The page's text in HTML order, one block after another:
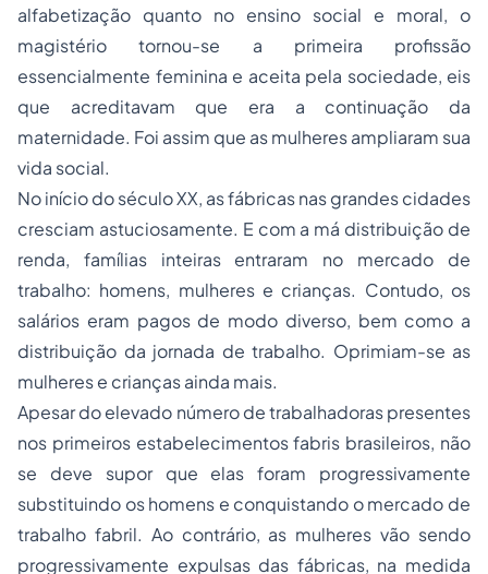
alfabetização quanto no ensino social e moral, o
magistério tornou-se a primeira profissão
essencialmente feminina e aceita pela sociedade, eis
que acreditavam que era a continuação da
maternidade. Foi assim que as mulheres ampliaram sua
vida social.
No início do século XX, as fábricas nas grandes cidades
cresciam astuciosamente. E com a má distribuição de
renda, famílias inteiras entraram no mercado de
trabalho: homens, mulheres e crianças. Contudo, os
salários eram pagos de modo diverso, bem como a
distribuição da jornada de trabalho. Oprimiam-se as
mulheres e crianças ainda mais.
Apesar do elevado número de trabalhadoras presentes
nos primeiros estabelecimentos fabris brasileiros, não
se deve supor que elas foram progressivamente
substituindo os homens e conquistando o mercado de
trabalho fabril. Ao contrário, as mulheres vão sendo
progressivamente expulsas das fábricas, na medida